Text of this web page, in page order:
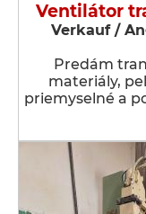
Ventilátor
Verkauf /
Predám
materiály,
priemyselné a